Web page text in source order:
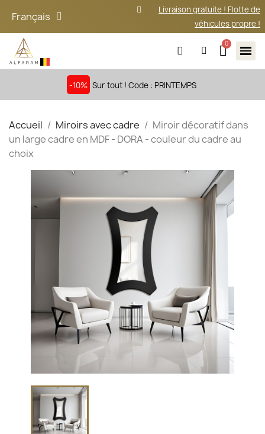
Français
Livraison gratuite ! Flotte de
véhicules propre !
-10% Sur tout ! Code : PRINTEMPS
Accueil Miroirs avec cadre
Miroir décoratif dans
un large cadre en MDF - DORA - couleur du cadre au
choix